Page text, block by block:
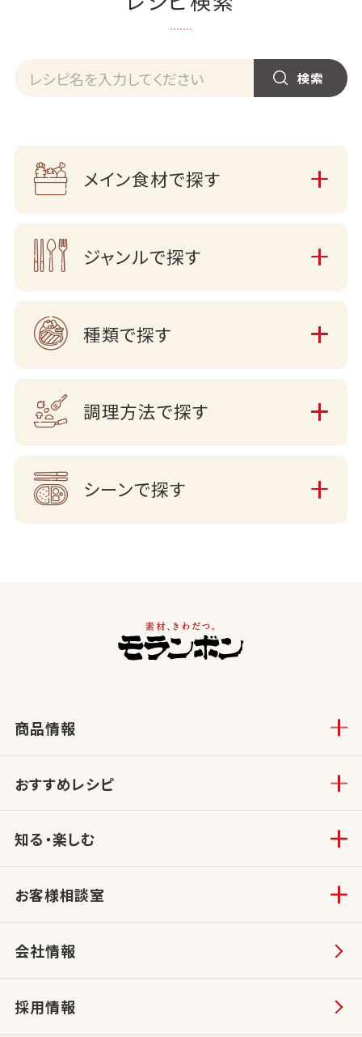
メイン食材で探す
ジャンルで探す
種類で探す
調理方法で探す
シーンで探す
商品情報
おすすめレシピ
知る・楽しむ
お客様相談室
会社情報
採用情報